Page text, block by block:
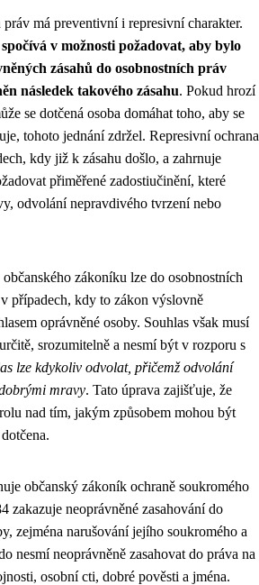
má preventivní i represivní charakter.
v možnosti požadovat, aby bylo
zásahů do osobnostních práv
následek takového zásahu. Pokud hrozí
se dotčená osoba domáhat toho, aby se
tohoto jednání zdržel. Represivní ochrana
kdy již k zásahu došlo, a zahrnuje
přiměřené zadostiučinění, které
odvolání nepravdivého tvrzení nebo
zákoníku lze do osobnostních
případech, kdy to zákon výslovně
oprávněné osoby. Souhlas však musí
srozumitelně a nesmí být v rozporu s
lze kdykoliv odvolat, přičemž odvolání
mravy. Tato úprava zajišťuje, že
nad tím, jakým způsobem mohou být
občanský zákoník ochraně soukromého
zakazuje neoprávněné zasahování do
zejména narušování jejího soukromého a
nesmí neoprávněně zasahovat do práva na
osobní cti, dobré pověsti a jména.